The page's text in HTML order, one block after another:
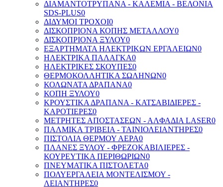
ΔΙΑΜΑΝΤΟΤΡΥΠΑΝΑ - ΚΑΛΕΜΙΑ - ΒΕΛΟΝΙΑ
SDS-PLUS0
ΔΙΔΥΜΟΙ ΤΡΟΧΟΙ0
ΔΙΣΚΟΠΡΙΟΝΑ ΚΟΠΗΣ ΜΕΤΑΛΛΟΥ0
ΔΙΣΚΟΠΡΙΟΝΑ ΞΥΛΟΥ0
ΕΞΑΡΤΗΜΑΤΑ ΗΛΕΚΤΡΙΚΩΝ ΕΡΓΑΛΕΙΩΝ0
ΗΛΕΚΤΡΙΚΑ ΠΑΛΑΓΚΑ0
ΗΛΕΚΤΡΙΚΕΣ ΣΚΟΥΠΕΣ0
ΘΕΡΜΟΚΟΛΛΗΤΙΚΑ ΣΩΛΗΝΩΝ0
ΚΟΛΩΝΑΤΑ ΔΡΑΠΑΝΑ0
ΚΟΠΗ ΞΥΛΟΥ0
ΚΡΟΥΣΤΙΚΑ ΔΡΑΠΑΝΑ - ΚΑΤΣΑΒΙΔΙΕΡΕΣ -
ΚΑΡΟΤΙΕΡΕΣ0
ΜΕΤΡΗΤΕΣ ΑΠΟΣΤΑΣΕΩΝ - ΑΛΦΑΔΙΑ LASER0
ΠΑΛΜΙΚΑ ΤΡΙΒΕΙΑ - ΤΑΙΝΙΟΛΕΙΑΝΤΗΡΕΣ0
ΠΙΣΤΟΛΙΑ ΘΕΡΜΟΥ ΑΕΡΑ0
ΠΛΑΝΕΣ ΞΥΛΟΥ - ΦΡΕΖΟΚΑΒΙΛΙΕΡΕΣ -
ΚΟΥΡΕΥΤΙΚΑ ΠΕΡΙΘΩΡΙΩΝ0
ΠΝΕΥΜΑΤΙΚΑ ΠΙΣΤΟΛΕΤΑ0
ΠΟΛΥΕΡΓΑΛΕΙΑ ΜΟΝΤΕΛΙΣΜΟΥ -
ΛΕΙΑΝΤΗΡΕΣ0